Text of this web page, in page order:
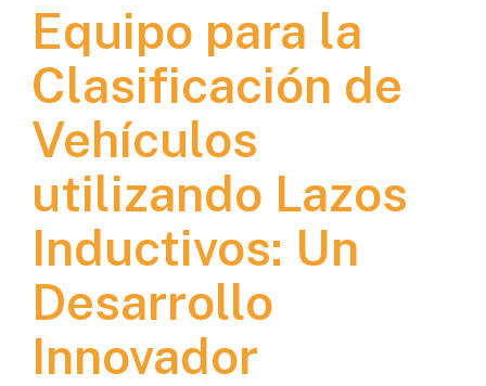
Equipo para la
Clasificación de
Vehículos
utilizando Lazos
Inductivos: Un
Desarrollo
Innovador